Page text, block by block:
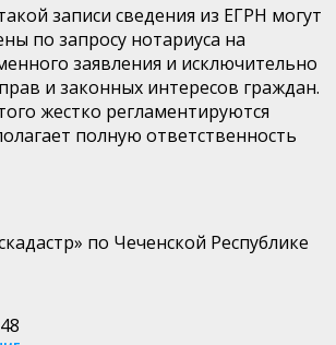
записи сведения из ЕГРН могут
по запросу нотариуса на
заявления и исключительно
и законных интересов граждан.
жестко регламентируются
полную ответственность
по Чеченской Республике